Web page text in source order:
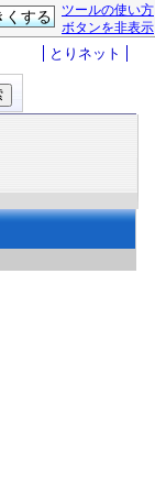
ツールの使い方
ボタンを非表示
くする
とりネット